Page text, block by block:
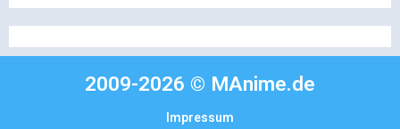
2009-2026 © MAnime.de
Impressum